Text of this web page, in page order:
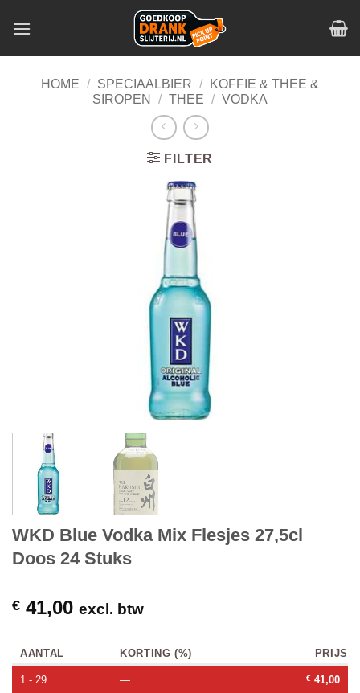
HOME / SPECIAALBIER /
KOFFIE & THEE &
SIROPEN
/ THEE / VODKA
FILTER
WKD Blue Vodka Mix Flesjes 27,5cl
Doos 24 Stuks
€ 41,00 excl. btw
AANTAL KORTING (%) PRIJS
1 - 29 — € 41,00